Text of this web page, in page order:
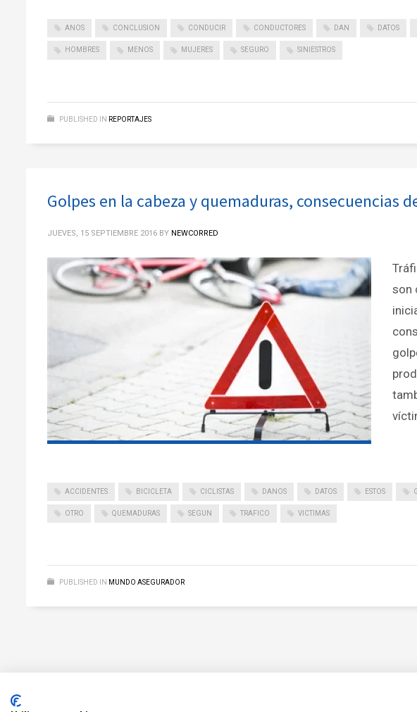
ANOS CONCLUSION CONDUCIR CONDUCTORES DAN DATOS
HOMBRES MENOS MUJERES SEGURO SINIESTROS
PUBLISHED IN REPORTAJES
Golpes en la cabeza y quemaduras, consecuencias
JUEVES, 15 SEPTIEMBRE 2016 BY NEWCORRED
son
ACCIDENTES BICICLETA CICLISTAS DANOS DATOS ESTOS
OTRO QUEMADURAS SEGUN TRAFICO VICTIMAS
PUBLISHED IN MUNDO ASEGURADOR